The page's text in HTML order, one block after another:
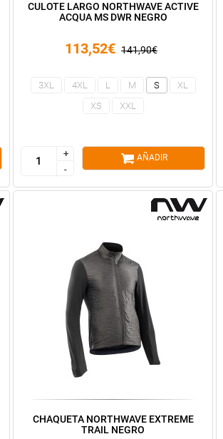
CULOTE LARGO NORTHWAVE ACTIVE
ACQUA MS DWR NEGRO
113,52€ 141,90€
3XL 4XL L M S
XL
XS
XXL
+
-
+
-
AÑADIR
CHAQUETA NORTHWAVE EXTREME
TRAIL NEGRO